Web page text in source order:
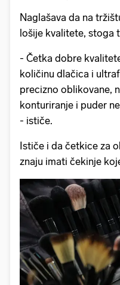
Naglašava da na
lošije kvalitete, stoga
- Četka dobre
količinu dlačica i
precizno oblikovane,
konturiranje i puder
- ističe.
Ističe i da četkice za
znaju imati čekinje